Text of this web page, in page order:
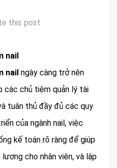
this post
nail
nail ngày càng trở nên
các chủ tiệm quản lý tài
tuân thủ đầy đủ các quy
của ngành nail, việc
kế toán rõ ràng để giúp
cho nhân viên, và lập